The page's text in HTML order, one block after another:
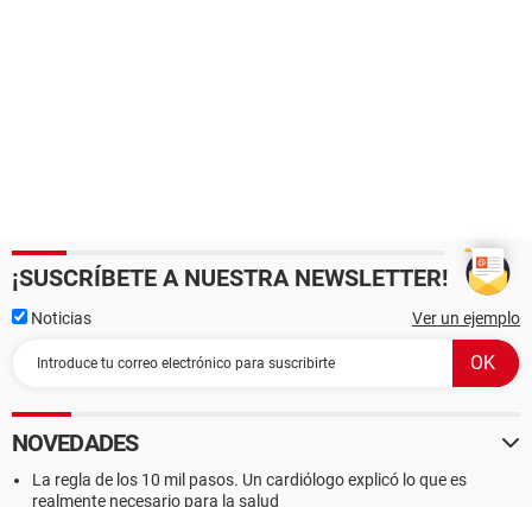
¡SUSCRÍBETE A NUESTRA NEWSLETTER!
Noticias Ver un ejemplo
NOVEDADES
La regla de los 10 mil pasos. Un cardiólogo explicó lo que es
realmente necesario para la salud